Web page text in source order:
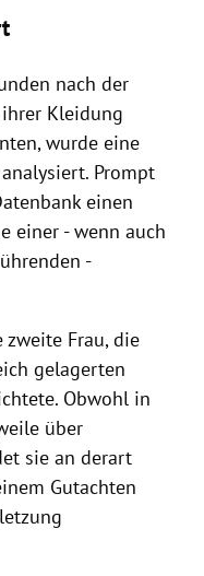
nach der
Kleidung
wurde eine
Prompt
einen
einer - wenn auch
-
Frau, die
gelagerten
Obwohl in
über
sie an derart
Gutachten